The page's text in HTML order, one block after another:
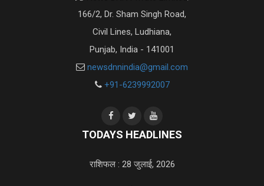
166/2, Dr. Sham Singh Road,
Civil Lines, Ludhiana,
Punjab, India - 141001
newsdnnindia@gmail.com
+91-6239992007
TODAYS HEADLINES
राशिफल : 28 जुलाई, 2026